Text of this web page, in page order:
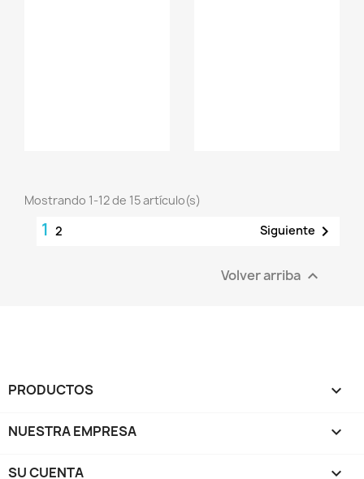
Mostrando 1-12 de 15 artículo(s)
1 2 Siguiente 
Volver arriba 
PRODUCTOS 
NUESTRA EMPRESA 
SU CUENTA 